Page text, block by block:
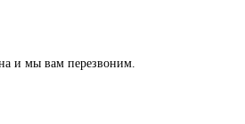
и мы вам перезвоним.